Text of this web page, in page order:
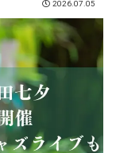
2026.07.05